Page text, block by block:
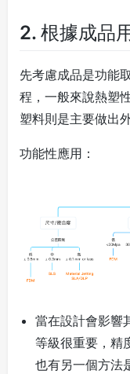
2. 根據成品
先考慮成品是功能
程，一般來說熱塑
塑料則是主要做出外
功能性應用 ：
當在設計會影響
等級很重要，精
也有另一個方法